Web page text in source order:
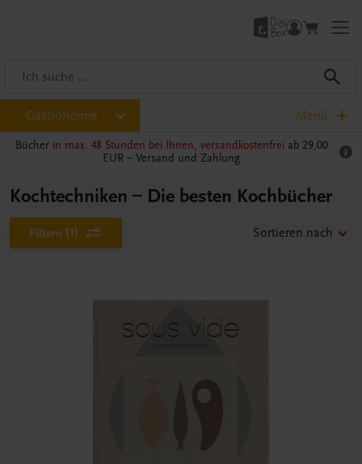
Gastronomie Menü
Bücher in max. 48 Stunden bei Ihnen, versandkostenfrei ab 29,00
EUR – Versand und Zahlung
Kochtechniken – Die besten Kochbücher
Filtern (1) Sortieren nach